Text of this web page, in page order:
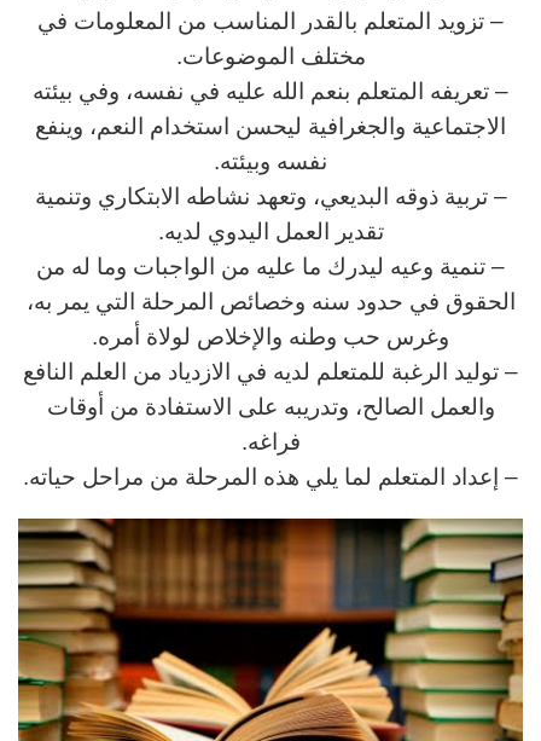
– تزويد المتعلم بالقدر المناسب من المعلومات في
مختلف الموضوعات.
– تعريفه المتعلم بنعم الله عليه في نفسه، وفي بيئته
الاجتماعية والجغرافية ليحسن استخدام النعم، وينفع
نفسه وبيئته.
– تربية ذوقه البديعي، وتعهد نشاطه الابتكاري وتنمية
تقدير العمل اليدوي لديه.
– تنمية وعيه ليدرك ما عليه من الواجبات وما له من
الحقوق في حدود سنه وخصائص المرحلة التي يمر به،
وغرس حب وطنه والإخلاص لولاة أمره.
– توليد الرغبة للمتعلم لديه في الازدياد من العلم النافع
والعمل الصالح، وتدريبه على الاستفادة من أوقات
فراغه.
– إعداد المتعلم لما يلي هذه المرحلة من مراحل حياته.